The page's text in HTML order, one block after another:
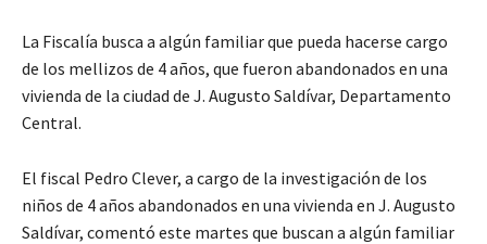
La Fiscalía busca a algún familiar que pueda hacerse cargo
de los mellizos de 4 años, que fueron abandonados en una
vivienda de la ciudad de J. Augusto Saldívar, Departamento
Central.
El fiscal Pedro Clever, a cargo de la investigación de los
niños de 4 años abandonados en una vivienda en J. Augusto
Saldívar, comentó este martes que buscan a algún familiar